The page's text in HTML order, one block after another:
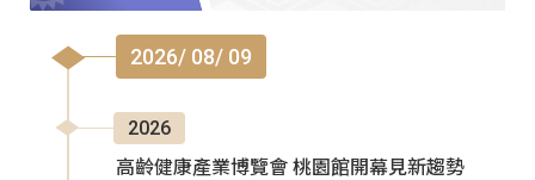
2026/ 08/ 09
2026
高齡健康產業博覽會 桃園館開幕見新趨勢